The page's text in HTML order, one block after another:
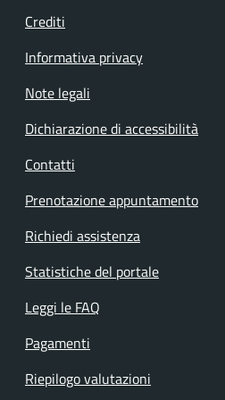
Crediti
Informativa privacy
Note legali
Dichiarazione di accessibilità
Contatti
Prenotazione appuntamento
Richiedi assistenza
Statistiche del portale
Leggi le FAQ
Pagamenti
Riepilogo valutazioni